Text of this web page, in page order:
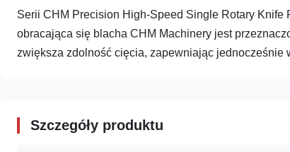
Serii CHM Precision High-Speed Single Rotary
obracająca się blacha CHM Machinery jest
zwiększa zdolność cięcia, zapewniając jednocześnie
Szczegóły produktu